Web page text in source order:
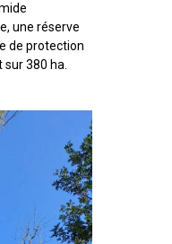
une réserve
de protection
sur 380 ha.